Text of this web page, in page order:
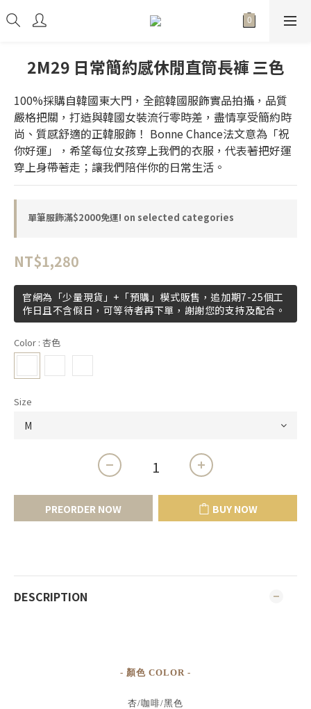
2M29 日常簡約感休閒直筒長褲 三色
100%採購自韓國東大門，全館韓國服飾實品拍攝，品質
嚴格把關，打造與韓國女裝流行零時差，盡情享受簡約時
尚、質感舒適的正韓服飾！ Bonne Chance法文意為「祝
你好運」，希望每位女孩穿上我們的衣服，代表著把好運
穿上身帶著走；讓我們陪伴你的日常生活。
單筆服飾滿$2000免運! on selected categories
NT$1,280
官網為「少量現貨」+「預購」模式販售，追加期7-25個工
作日且不含假日，可等待者再下單，謝謝您的支持及配合。
Color : 杏色
Size
PREORDER NOW BUY NOW
DESCRIPTION
- 顏色 COLOR -
杏/咖啡/黑色